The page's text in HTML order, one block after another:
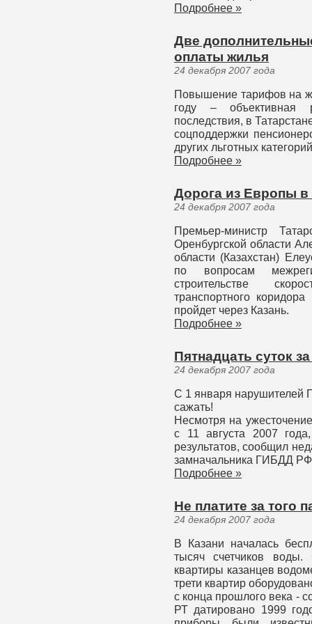
Подробнее »
Две
оплаты жилья
24 декабря 2007 года
Повышение тарифов на
году – объективная
последствия, в
соцподдержки
других льготных
Подробнее »
Дорога из Европы в
24 декабря 2007 года
Премьер-министр
Оренбургской области
области (Казахстан)
по вопросам
строительстве
транспортного
пройдет через Казань.
Подробнее »
Пятнадцать суток
24 декабря 2007 года
С 1 января нарушителей
сажать!
Несмотря на
с 11 августа 2007
результатов, сообщил
замначальника ГИБДД
Подробнее »
Не платите за того
24 декабря 2007 года
В Казани началась
тысяч счетчиков
квартиры казанцев
трети квартир
с конца прошлого века -
РТ датировано 1999